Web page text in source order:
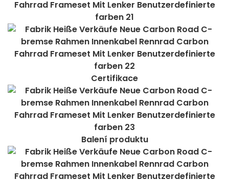
Certifikace
Balení produktu